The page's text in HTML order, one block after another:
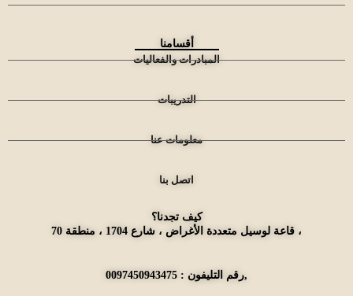
أقسامنا
المبادرات والفعاليات
التدريبات
معلومات عنا
اتصل بنا
كيف تجدنا؟
قاعة لوسيل متعددة الأغراض ، شارع 1704 ، منطقة 70 ،
رقم التليفون : 0097450943475,